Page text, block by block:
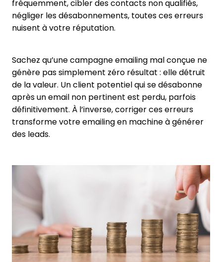
fréquemment, cibler des contacts non qualifiés,
négliger les désabonnements, toutes ces erreurs
nuisent à votre réputation.
Sachez qu’une campagne emailing mal conçue ne
génère pas simplement zéro résultat : elle détruit
de la valeur. Un client potentiel qui se désabonne
après un email non pertinent est perdu, parfois
définitivement. À l’inverse, corriger ces erreurs
transforme votre emailing en machine à générer
des leads.